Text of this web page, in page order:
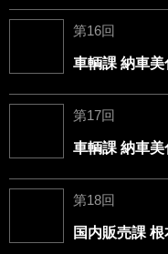
第16回
車輌課 納車美
第17回
車輌課 納車美
第18回
国内販売課 根